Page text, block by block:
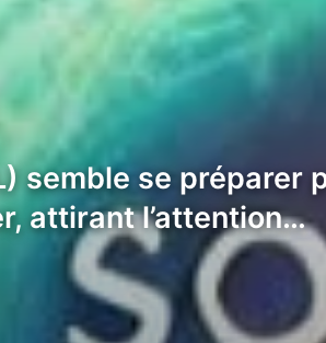
semble se préparer
attirant l’attention…